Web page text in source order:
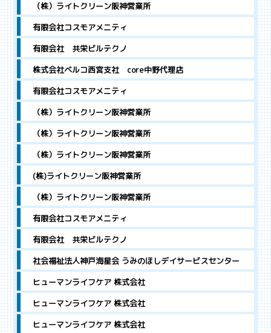
（株）ライトクリーン阪神営業所
有限会社コスモアメニティ
有限会社 共栄ビルテクノ
株式会社ベルコ西宮支社 core中野代理店
有限会社コスモアメニティ
（株）ライトクリーン阪神営業所
（株）ライトクリーン阪神営業所
（株）ライトクリーン阪神営業所
(株)ライトクリーン阪神営業所
（株）ライトクリーン阪神営業所
有限会社コスモアメニティ
有限会社 共栄ビルテクノ
社会福祉法人神戸海星会 うみのほしデイサービスセンター
ヒューマンライフケア 株式会社
ヒューマンライフケア 株式会社
ヒューマンライフケア 株式会社